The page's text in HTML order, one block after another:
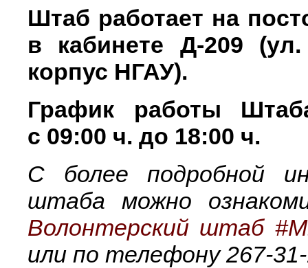
Штаб работает на
в кабинете Д-209
корпус НГАУ).
График работы
с 09:00 ч. до 18:00 ч.
С более подробной
штаба можно
Волонтерский штаб
или по телефону 267-